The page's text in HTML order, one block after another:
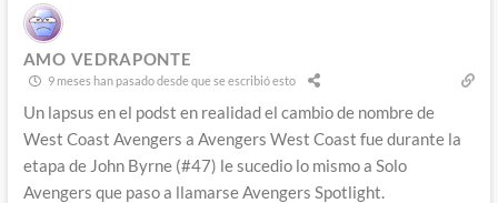
AMO VEDRAPONTE
9 meses han pasado desde que se escribió esto
Un lapsus en el podst en realidad el cambio de nombre de
West Coast Avengers a Avengers West Coast fue durante la
etapa de John Byrne (#47) le sucedio lo mismo a Solo
Avengers que paso a llamarse Avengers Spotlight.